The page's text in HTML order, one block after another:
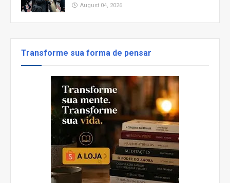
August 04, 2026
Transforme sua forma de pensar